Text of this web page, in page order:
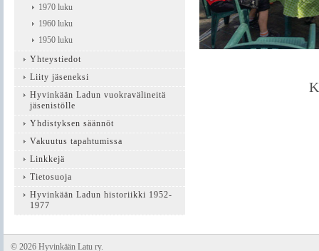
1970 luku
1960 luku
1950 luku
Yhteystiedot
Liity jäseneksi
Hyvinkään Ladun vuokravälineitä
jäsenistölle
Yhdistyksen säännöt
Vakuutus tapahtumissa
Linkkejä
Tietosuoja
Hyvinkään Ladun historiikki 1952-
1977
© 2026 Hyvinkään Latu ry.